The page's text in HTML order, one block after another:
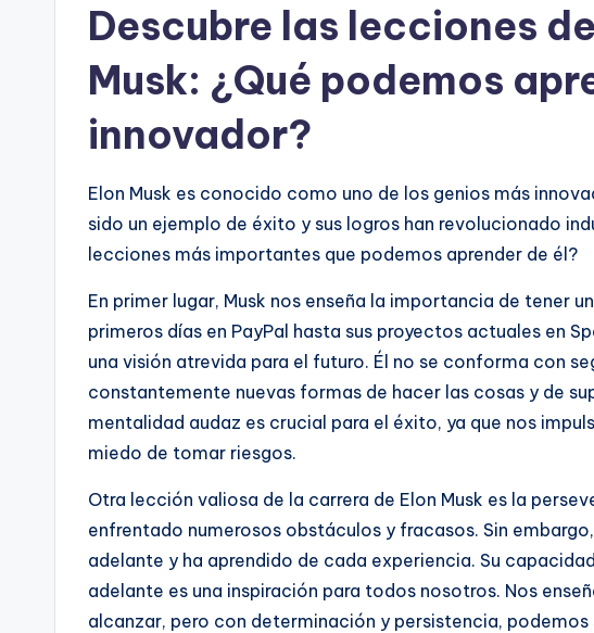
Descubre las lecciones
Musk: ¿Qué podemos
innovador?
Elon Musk es conocido como uno de los genios más
sido un ejemplo de éxito y sus logros han revolucionado
lecciones más importantes que podemos aprender de él?
En primer lugar, Musk nos enseña la importancia de tener
primeros días en PayPal hasta sus proyectos actuales en
una visión atrevida para el futuro. Él no se conforma con
constantemente nuevas formas de hacer las cosas y de
mentalidad audaz es crucial para el éxito, ya que nos
miedo de tomar riesgos.
Otra lección valiosa de la carrera de Elon Musk es la
enfrentado numerosos obstáculos y fracasos. Sin
adelante y ha aprendido de cada experiencia. Su
adelante es una inspiración para todos nosotros. Nos
alcanzar, pero con determinación y persistencia,